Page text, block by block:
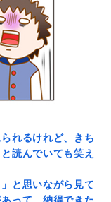
れるけれど、きち
読んでいても笑え
と思いながら見て